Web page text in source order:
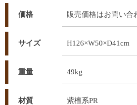
価格 販売価格はお問い合
サイズ H126×W50×D41cm
重量 49kg
材質 紫檀系PR